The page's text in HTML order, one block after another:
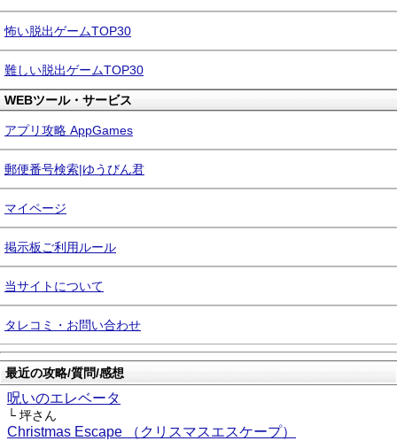
怖い脱出ゲームTOP30
難しい脱出ゲームTOP30
WEBツール・サービス
アプリ攻略 AppGames
郵便番号検索|ゆうびん君
マイページ
掲示板ご利用ルール
当サイトについて
タレコミ・お問い合わせ
最近の攻略/質問/感想
呪いのエレベータ
└ 坪さん
Christmas Escape （クリスマスエスケープ）